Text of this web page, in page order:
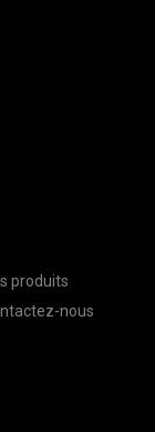
produits
nous